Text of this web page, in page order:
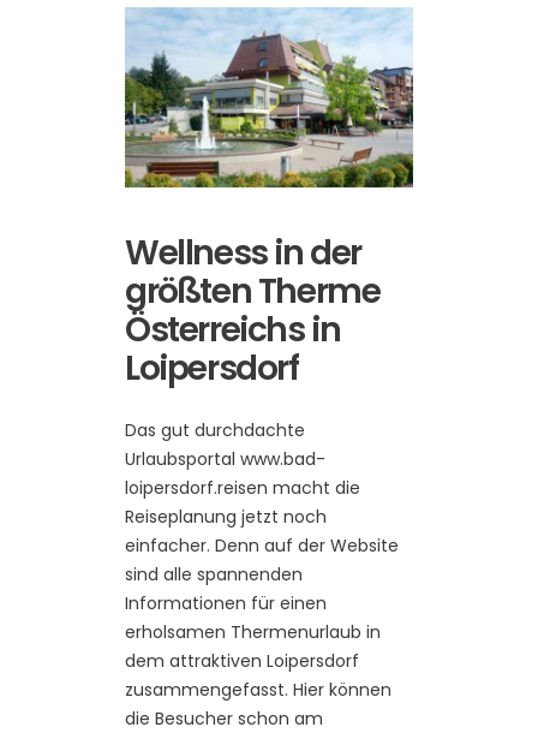
Wellness in der
größten Therme
Österreichs in
Loipersdorf
Das gut durchdachte
Urlaubsportal www.bad-
loipersdorf.reisen macht die
Reiseplanung jetzt noch
einfacher. Denn auf der Website
sind alle spannenden
Informationen für einen
erholsamen Thermenurlaub in
dem attraktiven Loipersdorf
zusammengefasst. Hier können
die Besucher schon am